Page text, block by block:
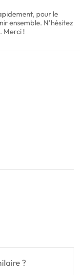
pour le
ensemble. N'hésitez
Merci !
?